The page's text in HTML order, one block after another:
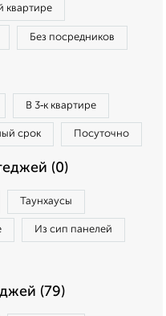
квартире
Без посредников
В 3‑к квартире
срок Посуточно
(0)
Таунхаусы
Из сип панелей
(79)